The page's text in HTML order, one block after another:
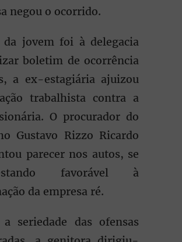
negou o ocorrido.
da jovem foi à delegacia
boletim de ocorrência
a ex-estagiária ajuizou
trabalhista contra a
O procurador do
Gustavo Rizzo Ricardo
parecer nos autos, se
favorável à
da empresa ré.
a seriedade das ofensas